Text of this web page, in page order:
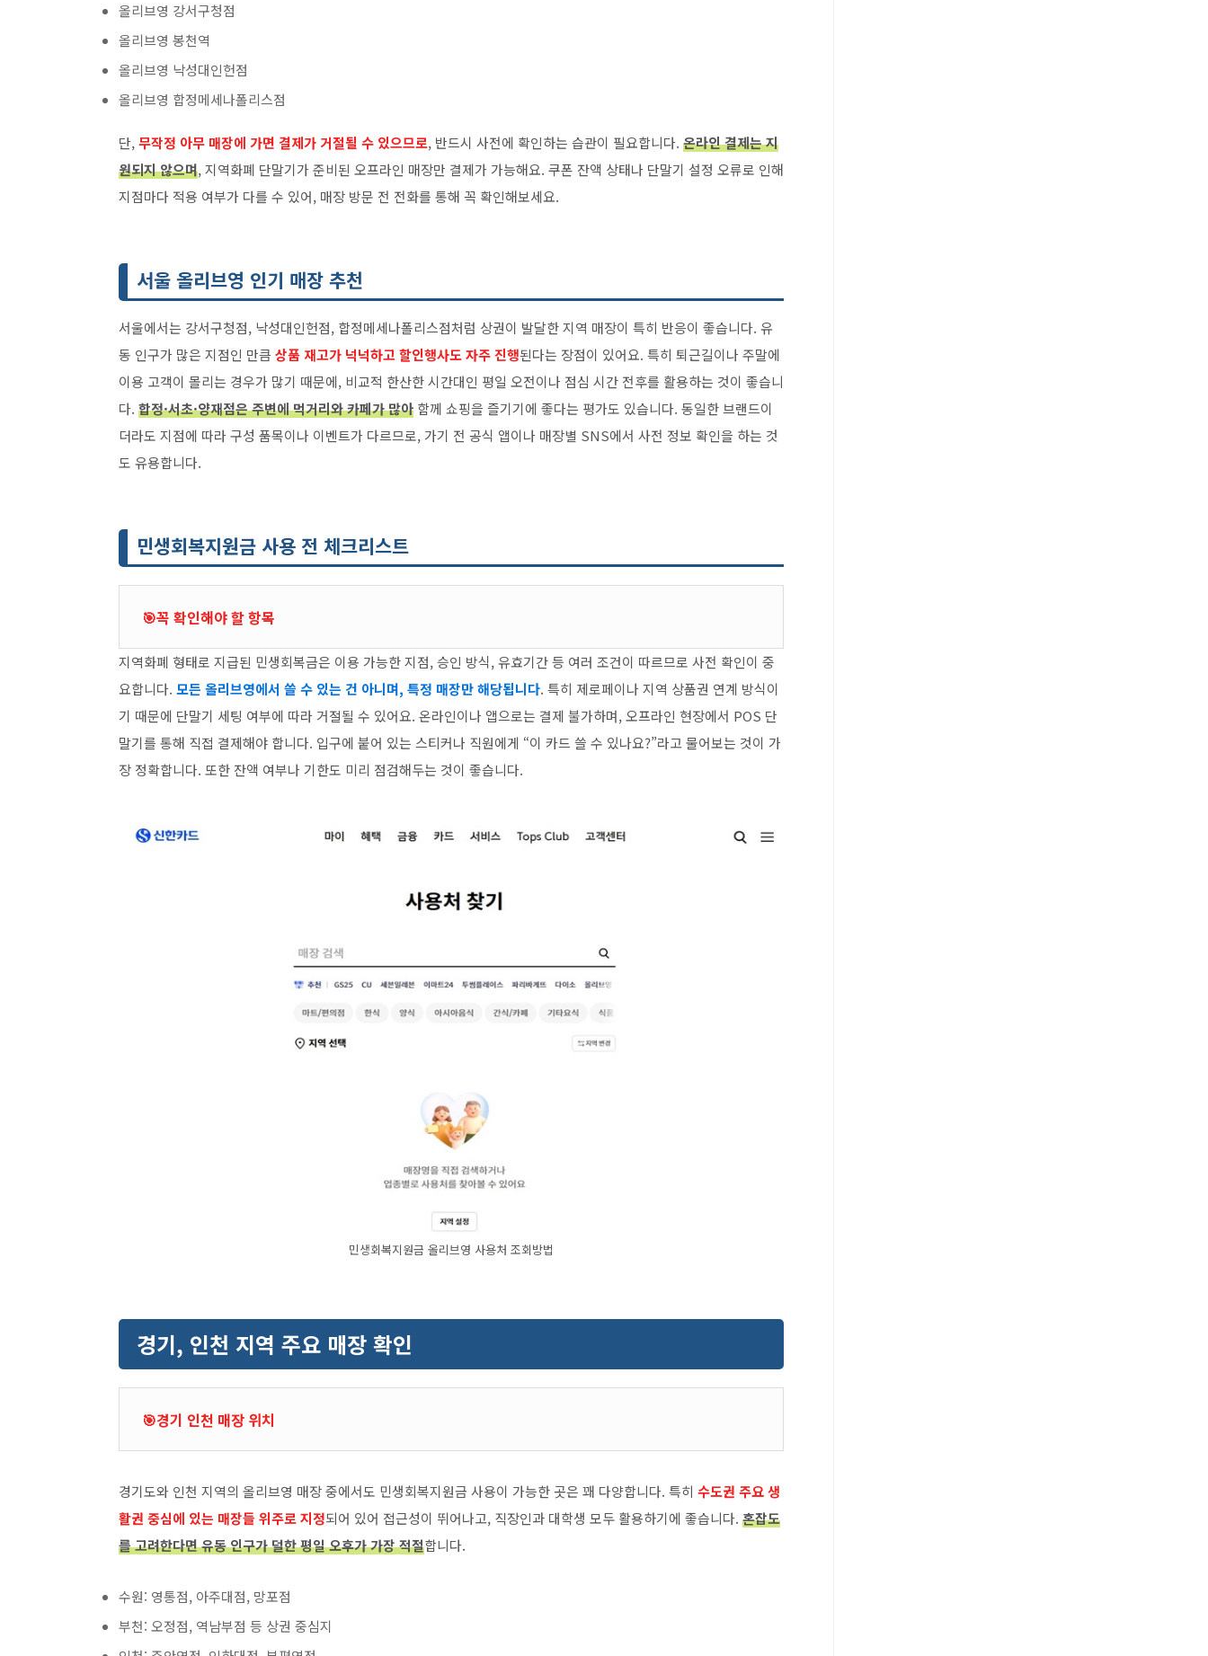
올리브영 강서구청점
올리브영 봉천역
올리브영 낙성대인헌점
올리브영 합정메세나폴리스점
단,무작정 아무 매장에 가면 결제가 거절될 수 있으므로, 반드시 사전에 확인하는 습관이 필요합니다. 온라인 결제는 지
원되지 않으며, 지역화폐 단말기가 준비된 오프라인 매장만 결제가 가능해요. 쿠폰 잔액 상태나 단말기 설정 오류로 인해
지점마다 적용 여부가 다를 수 있어, 매장 방문 전 전화를 통해 꼭 확인해보세요.
서울 올리브영 인기 매장 추천
서울에서는 강서구청점, 낙성대인헌점, 합정메세나폴리스점처럼 상권이 발달한 지역 매장이 특히 반응이 좋습니다. 유
동 인구가 많은 지점인 만큼 상품 재고가 넉넉하고 할인행사도 자주 진행된다는 장점이 있어요. 특히 퇴근길이나 주말에
이용 고객이 몰리는 경우가 많기 때문에, 비교적 한산한 시간대인 평일 오전이나 점심 시간 전후를 활용하는 것이 좋습니
다. 합정·서초·양재점은 주변에 먹거리와 카페가 많아 함께 쇼핑을 즐기기에 좋다는 평가도 있습니다. 동일한 브랜드이
더라도 지점에 따라 구성 품목이나 이벤트가 다르므로, 가기 전 공식 앱이나 매장별 SNS에서 사전 정보 확인을 하는 것
도 유용합니다.
민생회복지원금 사용 전 체크리스트
🎯꼭 확인해야 할 항목
지역화폐 형태로 지급된 민생회복금은 이용 가능한 지점, 승인 방식, 유효기간 등 여러 조건이 따르므로 사전 확인이 중
요합니다. 모든 올리브영에서 쓸 수 있는 건 아니며, 특정 매장만 해당됩니다. 특히 제로페이나 지역 상품권 연계 방식이
기 때문에 단말기 세팅 여부에 따라 거절될 수 있어요. 온라인이나 앱으로는 결제 불가하며, 오프라인 현장에서 POS 단
말기를 통해 직접 결제해야 합니다. 입구에 붙어 있는 스티커나 직원에게 “이 카드 쓸 수 있나요?”라고 물어보는 것이 가
장 정확합니다. 또한 잔액 여부나 기한도 미리 점검해두는 것이 좋습니다.
민생회복지원금 올리브영 사용처 조회방법
경기, 인천 지역 주요 매장 확인
🎯경기 인천 매장 위치
경기도와 인천 지역의 올리브영 매장 중에서도 민생회복지원금 사용이 가능한 곳은 꽤 다양합니다. 특히 수도권 주요 생
활권 중심에 있는 매장들 위주로 지정되어 있어 접근성이 뛰어나고, 직장인과 대학생 모두 활용하기에 좋습니다. 혼잡도
를 고려한다면 유동 인구가 덜한 평일 오후가 가장 적절합니다.
수원: 영통점, 아주대점, 망포점
부천: 오정점, 역남부점 등 상권 중심지